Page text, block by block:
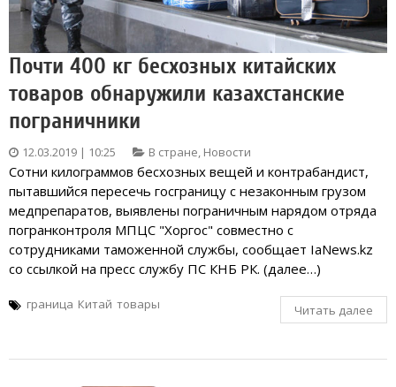
Почти 400 кг бесхозных китайских
товаров обнаружили казахстанские
пограничники
12.03.2019 | 10:25 В стране, Новости
Сотни килограммов бесхозных вещей и контрабандист,
пытавшийся пересечь госграницу с незаконным грузом
медпрепаратов, выявлены пограничным нарядом отряда
погранконтроля МПЦС "Хоргос" совместно с
сотрудниками таможенной службы, сообщает IaNews.kz
со ссылкой на пресс службу ПС КНБ РК. (далее…)
граница Китай товары Читать далее